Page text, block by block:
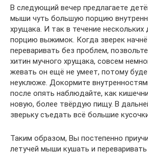
В следующий вечер предлагаете
мыши чуть большую порцию
хрущака. И так в течение нескольких
порцию выжимок. Когда зверек
переваривать без проблем,
хитин мучного хрущака, совсем
жевать он ещё не умеет, потому
неуклюже. Докормите
после опять наблюдайте, как
новую, более твёрдую пищу. В
зверьку съедать всё большие
Таким образом, Вы постепенно
летучей мыши кушать и